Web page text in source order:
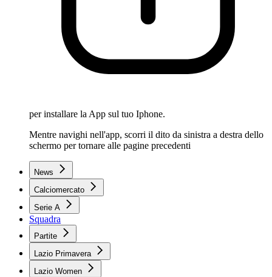
per installare la App sul tuo Iphone.
Mentre navighi nell'app, scorri il dito da sinistra a destra dello
schermo per tornare alle pagine precedenti
News
Calciomercato
Serie A
Squadra
Partite
Lazio Primavera
Lazio Women